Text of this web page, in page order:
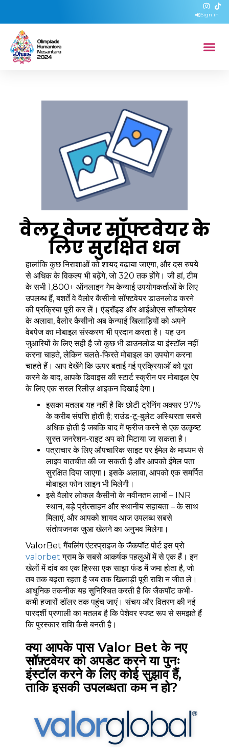
Sign in
वैलर वेजर सॉफ्टवेयर के
लिए सुरक्षित धन
हालांकि कुछ निराशाओं को शायद बढ़ाया जाएगा, और दस रुपये
से अधिक के विकल्प भी बढ़ेंगे, जो 320 तक होंगे। जी हां, टीम
के सभी 1,800+ ऑनलाइन गेम केन्याई उपयोगकर्ताओं के लिए
उपलब्ध हैं, बशर्ते वे वैलोर कैसीनो सॉफ्टवेयर डाउनलोड करने
की प्रक्रिया पूरी कर लें। एंड्रॉइड और आईओएस सॉफ्टवेयर
के अलावा, वैलोर कैसीनो अब केन्याई खिलाड़ियों को अपने
वेबपेज का मोबाइल संस्करण भी प्रदान करता है। यह उन
जुआरियों के लिए सही है जो कुछ भी डाउनलोड या इंस्टॉल नहीं
करना चाहते, लेकिन चलते-फिरते मोबाइल का उपयोग करना
चाहते हैं। आप देखेंगे कि ऊपर बताई गई प्रक्रियाओं को पूरा
करने के बाद, आपके डिवाइस की स्टार्ट स्क्रीन पर मोबाइल ऐप
के लिए एक सरल रिलीज़ आइकन दिखाई देगा।
इसका मतलब यह नहीं है कि छोटी ट्रेनिंग अक्सर 97%
के करीब संपत्ति होती है; राउंड-टू-बुलेट अस्थिरता सबसे
अधिक होती है जबकि बाद में फ्रीज करने से एक उत्कृष्ट
सुस्त जनरेशन-राइट अप को मिटाया जा सकता है।
पत्राचार के लिए औपचारिक साइट पर ईमेल के माध्यम से
लाइव बातचीत की जा सकती है और आपको ईमेल पता
सुरक्षित दिया जाएगा। इसके अलावा, आपको एक समर्पित
मोबाइल फोन लाइन भी मिलेगी।
इसे वैलोर लोकल कैसीनो के नवीनतम लाभों – INR
स्थान, बड़े प्रोत्साहन और स्थानीय सहायता – के साथ
मिलाएं, और आपको शायद आज उपलब्ध सबसे
संतोषजनक जुआ खेलने का अनुभव मिलेगा।
ValorBet गैंबलिंग एंटरप्राइज के जैकपॉट पोर्ट इस प्रो
valorbet ग्राम के सबसे आकर्षक पहलुओं में से एक हैं। इन
खेलों में दांव का एक हिस्सा एक साझा फंड में जमा होता है, जो
तब तक बढ़ता रहता है जब तक खिलाड़ी पूरी राशि न जीत ले।
आधुनिक तकनीक यह सुनिश्चित करती है कि जैकपॉट कभी-
कभी हजारों डॉलर तक पहुंच जाएं। संचय और वितरण की नई
पारदर्शी प्रणाली का मतलब है कि पेशेवर स्पष्ट रूप से समझते हैं
कि पुरस्कार राशि कैसे बनती है।
क्या आपके पास Valor Bet के नए
सॉफ़्टवेयर को अपडेट करने या पुनः
इंस्टॉल करने के लिए कोई सुझाव हैं,
ताकि इसकी उपलब्धता कम न हो?